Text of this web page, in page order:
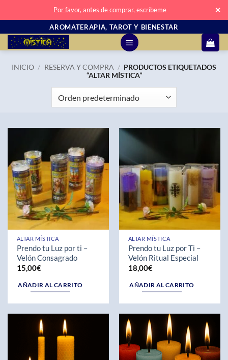
Por favor, antes de comprar, escríbeme ✕
contenido
AROMATERAPIA, TAROT Y BIENESTAR
INICIO / RESERVA Y COMPRA / PRODUCTOS ETIQUETADOS
“ALTAR MÍSTICA”
ALTAR MÍSTICA
Prendo tu Luz por ti –
Velón Consagrado
15,00€
AÑADIR AL CARRITO
ALTAR MÍSTICA
Prendo tu Luz por Ti –
Velón Ritual Especial
18,00€
AÑADIR AL CARRITO